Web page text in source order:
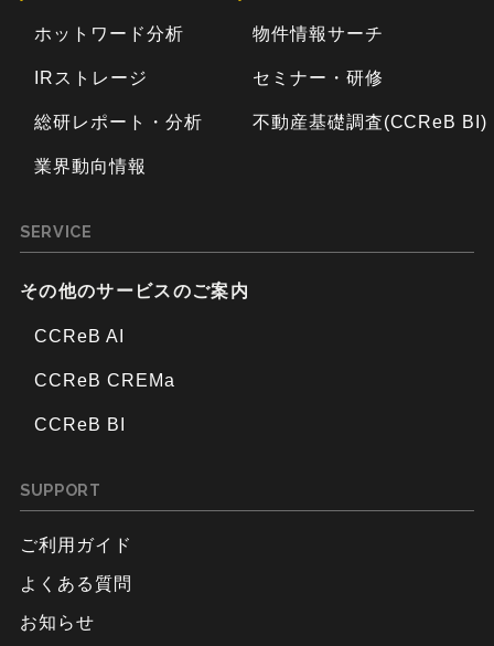
ホットワード分析
IRストレージ
総研レポート・分析
業界動向情報
物件情報サーチ
セミナー・研修
不動産基礎調査(CCReB BI)
SERVICE
その他のサービスのご案内
CCReB AI
CCReB CREMa
CCReB BI
SUPPORT
ご利用ガイド
よくある質問
お知らせ